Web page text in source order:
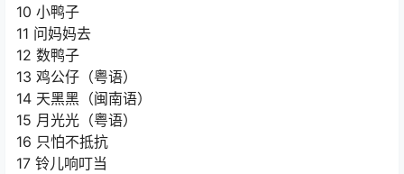
10 小鸭子
11 问妈妈去
12 数鸭子
13 鸡公仔（粤语）
14 天黑黑（闽南语）
15 月光光（粤语）
16 只怕不抵抗
17 铃儿响叮当